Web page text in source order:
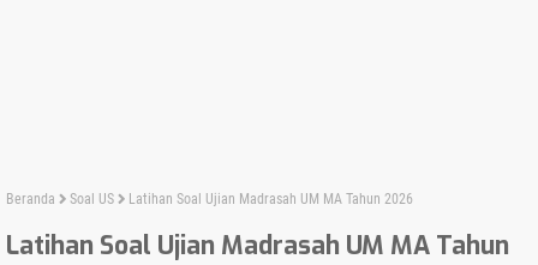
Beranda Soal US Latihan Soal Ujian Madrasah UM MA Tahun 2026
Latihan Soal Ujian Madrasah UM MA Tahun